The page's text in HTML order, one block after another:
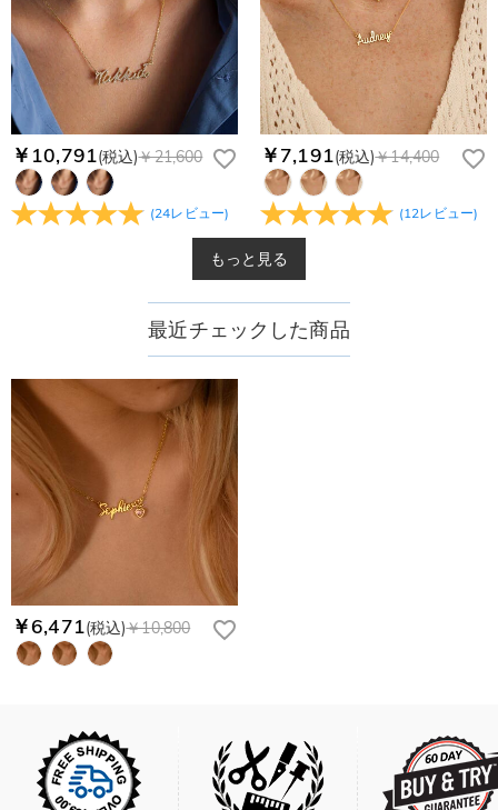
￥10,791(税込)￥21,600
(24レビュー)
￥7,191(税込)￥14,400
(12レビュー)
もっと見る
最近チェックした商品
￥6,471(税込)￥10,800